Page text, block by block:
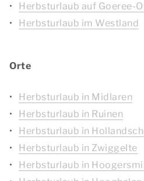
Herbsturlaub auf Goeree-
Herbsturlaub im Westland
Orte
Herbsturlaub in Midlaren
Herbsturlaub in Ruinen
Herbsturlaub in
Herbsturlaub in Zwiggelte
Herbsturlaub in